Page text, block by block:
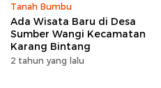
Tanah Bumbu
Ada Wisata Baru di Desa
Sumber Wangi Kecamatan
Karang Bintang
2 tahun yang lalu